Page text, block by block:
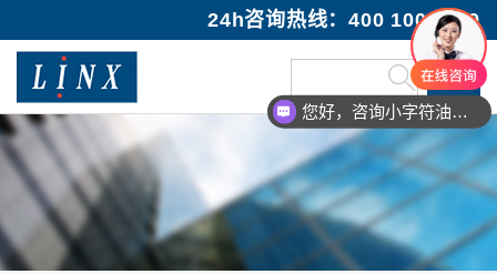
24h咨询热线：400 100 1089
您好，咨询小字符油墨喷码机